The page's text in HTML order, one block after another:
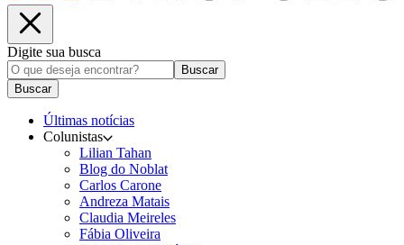
Digite sua busca
Buscar
Buscar
Últimas notícias
Colunistas
Lilian Tahan
Blog do Noblat
Carlos Carone
Andreza Matais
Claudia Meireles
Fábia Oliveira